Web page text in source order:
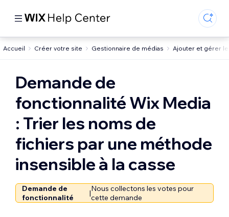
Accueil Créer votre site Gestionnaire de médias Ajouter et gérer
Demande de
fonctionnalité Wix Media
: Trier les noms de
fichiers par une méthode
insensible à la casse
Demande de
fonctionnalité
|Nous collectons les votes pour
cette demande